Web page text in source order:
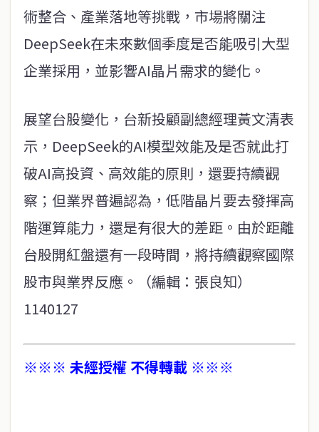
術整合、產業落地等挑戰，市場將關注
DeepSeek在未來數個季度是否能吸引大型
企業採用，並影響AI晶片需求的變化。
展望台股變化，台新投顧副總經理黃文清表
示，DeepSeek的AI模型效能及是否就此打
破AI高投資、高效能的原則，還要持續觀
察；但業界普遍認為，低階晶片要去發揮高
階運算能力，還是有很大的差距。由於距離
台股開紅盤還有一段時間，將持續觀察國際
股市與業界反應。（編輯：張良知）
1140127
※※※ 未經授權 不得轉載 ※※※